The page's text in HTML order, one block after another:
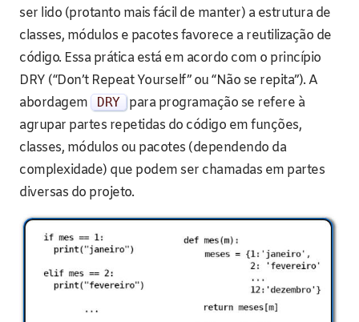
ser lido (protanto mais fácil de manter) a estrutura de
classes, módulos e pacotes favorece a reutilização de
código. Essa prática está em acordo com o princípio
DRY (“Don’t Repeat Yourself” ou “Não se repita”). A
abordagem
DRY
para programação se refere à
agrupar partes repetidas do código em funções,
classes, módulos ou pacotes (dependendo da
complexidade) que podem ser chamadas em partes
diversas do projeto.